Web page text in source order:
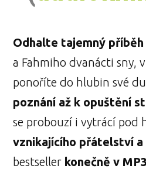
Odhalte tajemný příběh
a Fahmiho dvanácti sny,
ponoříte do hlubin své
poznání až k opuštění
se probouzí i vytrácí pod
vznikajícího přátelství a
bestseller konečně v MP3